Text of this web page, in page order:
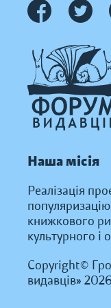
Наша місія
Реалізація
книжкового
культурного і
Copyright©
видавців»